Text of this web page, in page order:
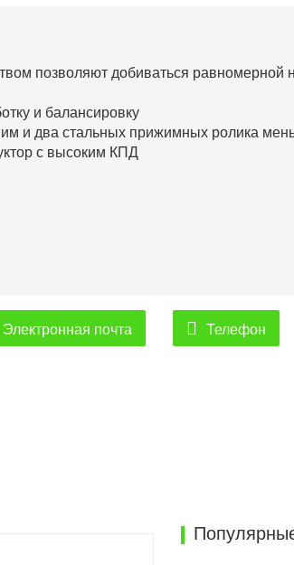
позволяют добиваться равномерной
и балансировку
и два стальных прижимных ролика
с высоким КПД
Электронная почта Телефон